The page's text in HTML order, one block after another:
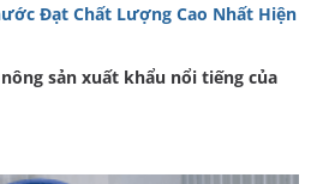
Đạt Chất Lượng Cao Nhất Hiện
sản xuất khẩu nổi tiếng của